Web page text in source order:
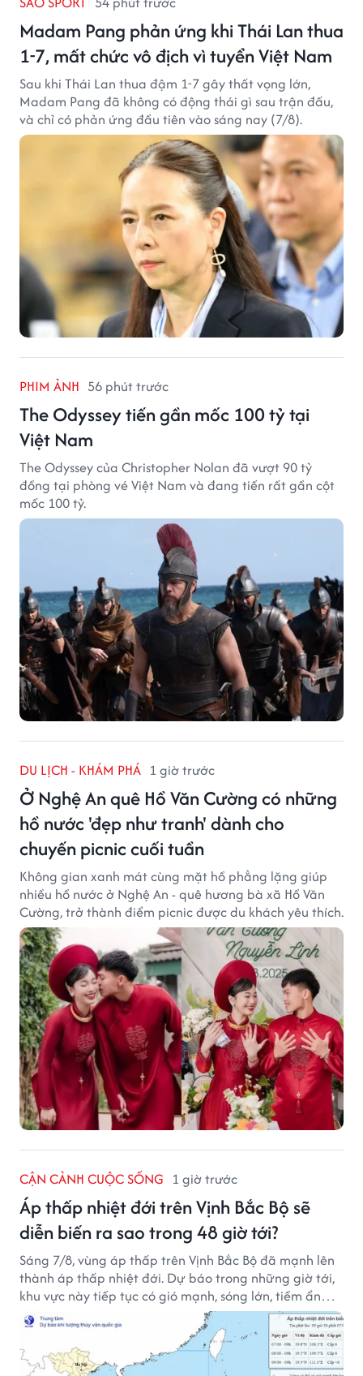
Madam Pang phản ứng khi Thái Lan thua
1-7, mất chức vô địch vì tuyển Việt Nam
Sau khi Thái Lan thua đậm 1-7 gây thất vọng lớn,
Madam Pang đã không có động thái gì sau trận đấu,
và chỉ có phản ứng đầu tiên vào sáng nay (7/8).
PHIM ẢNH 56 phút trước
The Odyssey tiến gần mốc 100 tỷ tại
Việt Nam
The Odyssey của Christopher Nolan đã vượt 90 tỷ
đồng tại phòng vé Việt Nam và đang tiến rất gần cột
mốc 100 tỷ.
DU LỊCH - KHÁM PHÁ 1 giờ trước
Ở Nghệ An quê Hồ Văn Cường có những
hồ nước 'đẹp như tranh' dành cho
chuyến picnic cuối tuần
Không gian xanh mát cùng mặt hồ phẳng lặng giúp
nhiều hồ nước ở Nghệ An - quê hương bà xã Hồ Văn
Cường, trở thành điểm picnic được du khách yêu thích.
CẬN CẢNH CUỘC SỐNG 1 giờ trước
Áp thấp nhiệt đới trên Vịnh Bắc Bộ sẽ
diễn biến ra sao trong 48 giờ tới?
Sáng 7/8, vùng áp thấp trên Vịnh Bắc Bộ đã mạnh lên
thành áp thấp nhiệt đới. Dự báo trong những giờ tới,
khu vực này tiếp tục có gió mạnh, sóng lớn, tiềm ẩn
nhiều nguy cơ đối với hoạt động của tàu thuyền trên
biển.